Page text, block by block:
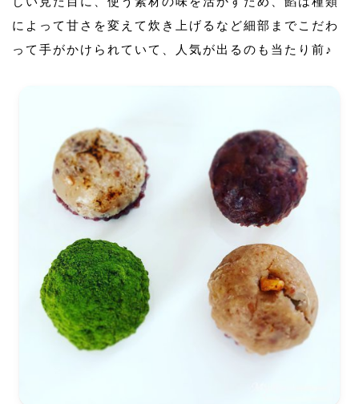
によって甘さを変えて炊き上げるなど細部までこだわ
って手がかけられていて、人気が出るのも当たり前♪